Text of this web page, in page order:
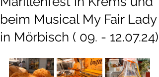
beim Musical My Fair Lady
in Mörbisch ( 09. - 12.07.24)